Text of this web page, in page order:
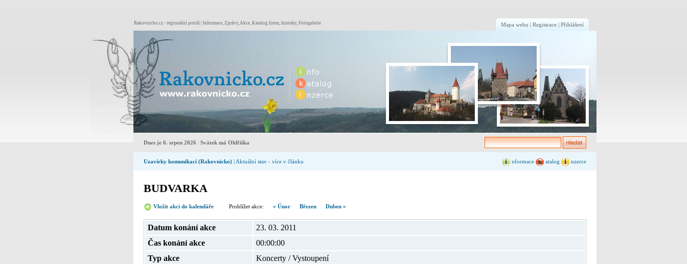
Mapa webu | Registrace | Přihlášení
Rakovnicko.cz - regionální portál | Informace, Zprávy, Akce, Katalog firem, Inzeráty, Fotogalerie
Dnes je 6. srpen 2026 Svátek má Oldřiška
Uzavírky komunikací (Rakovnicko) | Aktuální stav - více v článku nformace atalog nzerce
BUDVARKA
Vložit akci do kalendáře Prohlížet akce: « Únor Březen Duben »
Datum konání akce
23. 03. 2011
Čas konání akce
00:00:00
Typ akce
Koncerty / Vystoupení